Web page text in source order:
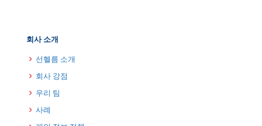
회사 소개
선헬름 소개
회사 강점
우리 팀
사례